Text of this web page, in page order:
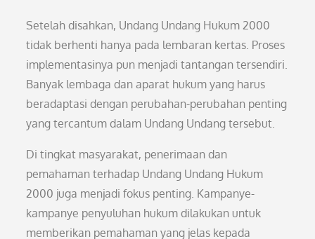
Setelah disahkan, Undang Undang Hukum 2000
tidak berhenti hanya pada lembaran kertas. Proses
implementasinya pun menjadi tantangan tersendiri.
Banyak lembaga dan aparat hukum yang harus
beradaptasi dengan perubahan-perubahan penting
yang tercantum dalam Undang Undang tersebut.
Di tingkat masyarakat, penerimaan dan
pemahaman terhadap Undang Undang Hukum
2000 juga menjadi fokus penting. Kampanye-
kampanye penyuluhan hukum dilakukan untuk
memberikan pemahaman yang jelas kepada